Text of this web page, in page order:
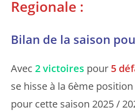
Regionale :
Bilan de la saison
Avec2 victoires pour 5
se hisse à la 6ème
pour cette saison 2025 /